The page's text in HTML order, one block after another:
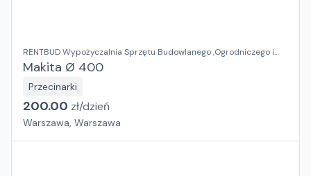
RENTBUD Wypożyczalnia Sprzętu Budowlanego ,Ogrodniczego i
Elektronarzędzi
Makita Ø 400
Przecinarki
200.00 zł/dzień
Warszawa, Warszawa